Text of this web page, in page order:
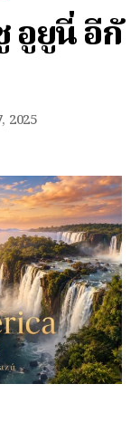
อูยูนี่ อีกั
2025